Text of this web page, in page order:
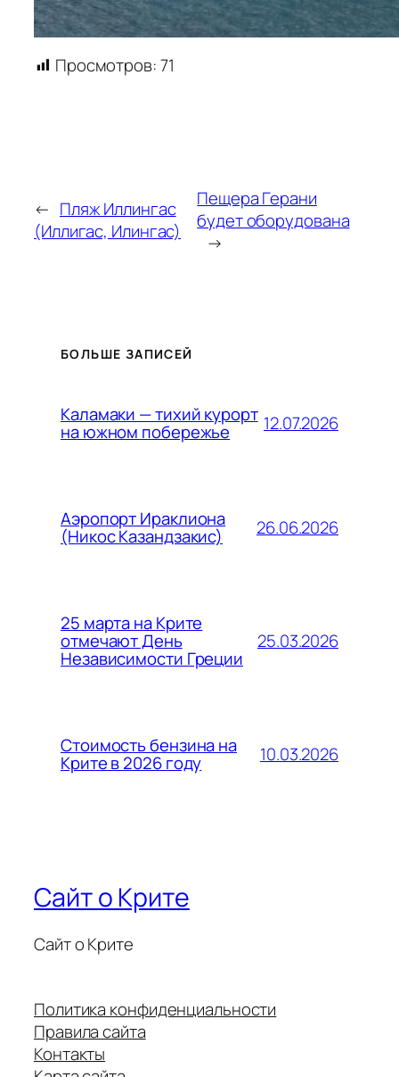
Просмотров:71
← Пляж Иллингас
(Иллигас, Илингас)
Пещера Герани
будет оборудована
→
БОЛЬШЕ ЗАПИСЕЙ
Каламаки — тихий курорт
на южном побережье 12.07.2026
Аэропорт Ираклиона
(Никос Казандзакис) 26.06.2026
25 марта на Крите
отмечают День
Независимости Греции
25.03.2026
Стоимость бензина на
Крите в 2026 году 10.03.2026
Сайт о Крите
Сайт о Крите
Политика конфиденциальности
Правила сайта
Контакты